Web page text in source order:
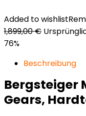
Added to wishlist
1,899,00€
76%
Beschreibung
Bergsteiger
Gears,